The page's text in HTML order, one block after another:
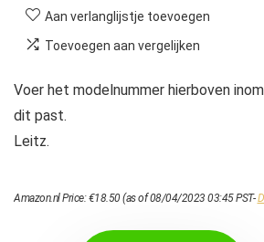
Aan verlanglijstje toevoegen
Toevoegen aan vergelijken
Voer het modelnummer hierboven
dit past.
Leitz.
Amazon.nl Price:€18.50(as of 08/04/2023 03:45 PST-